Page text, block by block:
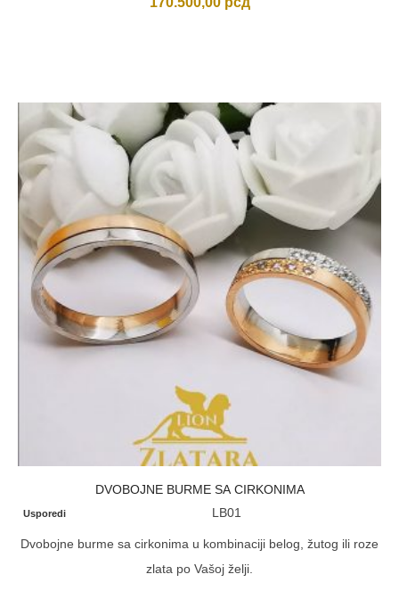
DVOBOJNE BURME SA CIRKONIMA
Usporedi LB01
Dvobojne burme sa cirkonima u kombinaciji belog, žutog ili roze
zlata po Vašoj želji.